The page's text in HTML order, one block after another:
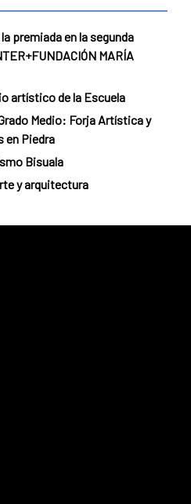
premiada en la segunda
MARÍA
artístico de la Escuela
Medio: Forja Artística y
en Piedra
Bisuala
y arquitectura